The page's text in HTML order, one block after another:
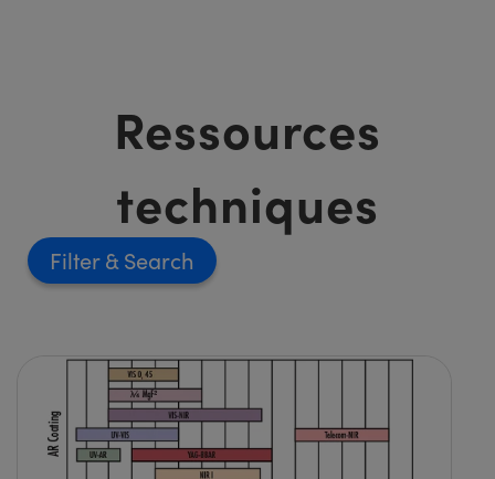
Ressources
techniques
Filter